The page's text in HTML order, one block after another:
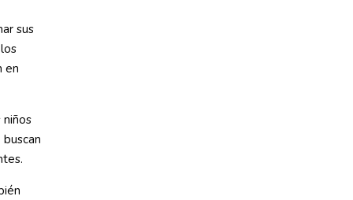
sus
en